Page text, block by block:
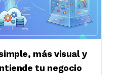
más visual y
tu negocio